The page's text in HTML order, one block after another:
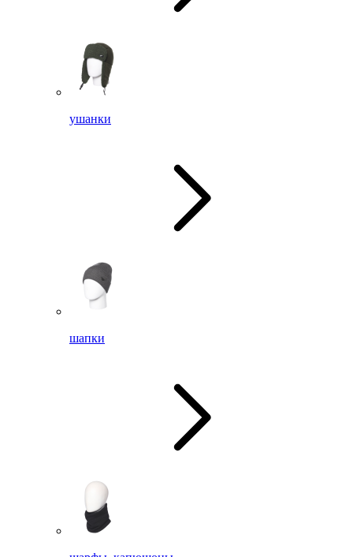
ушанки
шапки